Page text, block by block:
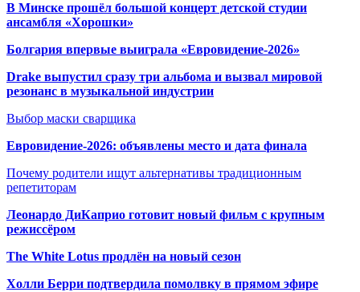
В Минске прошёл большой концерт детской студии
ансамбля «Хорошки»
Болгария впервые выиграла «Евровидение-2026»
Drake выпустил сразу три альбома и вызвал мировой
резонанс в музыкальной индустрии
Выбор маски сварщика
Евровидение-2026: объявлены место и дата финала
Почему родители ищут альтернативы традиционным
репетиторам
Леонардо ДиКаприо готовит новый фильм с крупным
режиссёром
The White Lotus продлён на новый сезон
Холли Берри подтвердила помолвку в прямом эфире